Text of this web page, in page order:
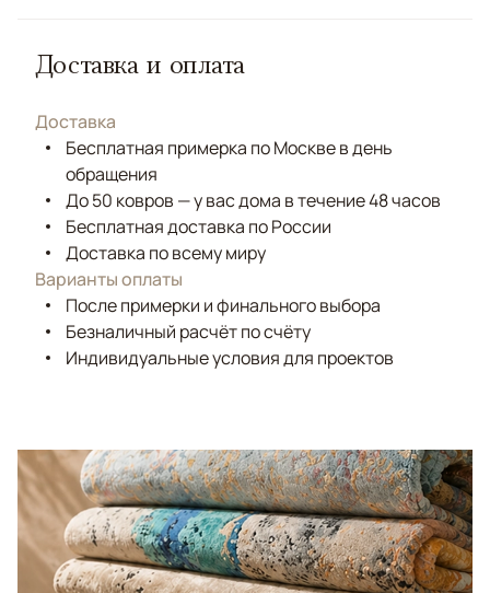
Доставка и оплата
Доставка
Бесплатная примерка по Москве в день
обращения
До 50 ковров — у вас дома в течение 48 часов
Бесплатная доставка по России
Доставка по всему миру
Варианты оплаты
После примерки и финального выбора
Безналичный расчёт по счёту
Индивидуальные условия для проектов